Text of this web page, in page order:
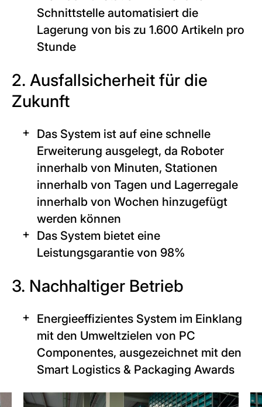
Schnittstelle automatisiert die
Lagerung von bis zu 1.600 Artikeln pro
Stunde
2. Ausfallsicherheit für die
Zukunft
Das System ist auf eine schnelle
Erweiterung ausgelegt, da Roboter
innerhalb von Minuten, Stationen
innerhalb von Tagen und Lagerregale
innerhalb von Wochen hinzugefügt
werden können
Das System bietet eine
Leistungsgarantie von 98%
3. Nachhaltiger Betrieb
Energieeffizientes System im Einklang
mit den Umweltzielen von PC
Componentes, ausgezeichnet mit den
Smart Logistics & Packaging Awards